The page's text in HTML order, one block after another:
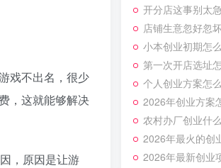
戏不出名，很少
，这就能够解决
，原因是让游
开分店这事别太急，先把
店铺生意忽好忽坏咋稳
小本创业初期怎么控制成本
第一次开店选址怎么避坑
个人创业方案怎么写
2026年创业方案怎
农村办厂创业什么项目
2026年最火的创业项目
2026年最新创业项目推